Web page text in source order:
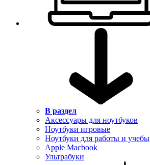
В раздел
Аксессуары для ноутбуков
Ноутбуки игровые
Ноутбуки для работы и учебы
Apple Macbook
Ультрабуки